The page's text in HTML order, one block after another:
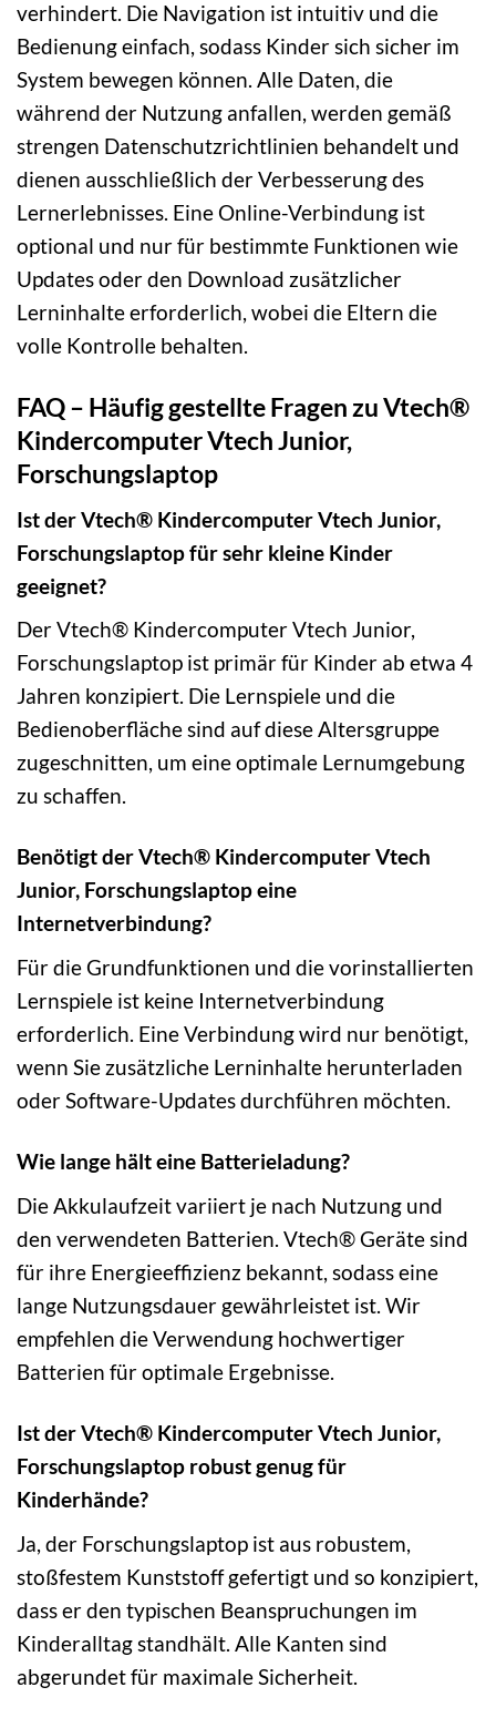
verhindert. Die Navigation ist intuitiv und die
Bedienung einfach, sodass Kinder sich sicher im
System bewegen können. Alle Daten, die
während der Nutzung anfallen, werden gemäß
strengen Datenschutzrichtlinien behandelt und
dienen ausschließlich der Verbesserung des
Lernerlebnisses. Eine Online-Verbindung ist
optional und nur für bestimmte Funktionen wie
Updates oder den Download zusätzlicher
Lerninhalte erforderlich, wobei die Eltern die
volle Kontrolle behalten.
FAQ – Häufig gestellte Fragen zu Vtech®
Kindercomputer Vtech Junior,
Forschungslaptop
Ist der Vtech® Kindercomputer Vtech Junior,
Forschungslaptop für sehr kleine Kinder
geeignet?
Der Vtech® Kindercomputer Vtech Junior,
Forschungslaptop ist primär für Kinder ab etwa 4
Jahren konzipiert. Die Lernspiele und die
Bedienoberfläche sind auf diese Altersgruppe
zugeschnitten, um eine optimale Lernumgebung
zu schaffen.
Benötigt der Vtech® Kindercomputer Vtech
Junior, Forschungslaptop eine
Internetverbindung?
Für die Grundfunktionen und die vorinstallierten
Lernspiele ist keine Internetverbindung
erforderlich. Eine Verbindung wird nur benötigt,
wenn Sie zusätzliche Lerninhalte herunterladen
oder Software-Updates durchführen möchten.
Wie lange hält eine Batterieladung?
Die Akkulaufzeit variiert je nach Nutzung und
den verwendeten Batterien. Vtech® Geräte sind
für ihre Energieeffizienz bekannt, sodass eine
lange Nutzungsdauer gewährleistet ist. Wir
empfehlen die Verwendung hochwertiger
Batterien für optimale Ergebnisse.
Ist der Vtech® Kindercomputer Vtech Junior,
Forschungslaptop robust genug für
Kinderhände?
Ja, der Forschungslaptop ist aus robustem,
stoßfestem Kunststoff gefertigt und so konzipiert,
dass er den typischen Beanspruchungen im
Kinderalltag standhält. Alle Kanten sind
abgerundet für maximale Sicherheit.